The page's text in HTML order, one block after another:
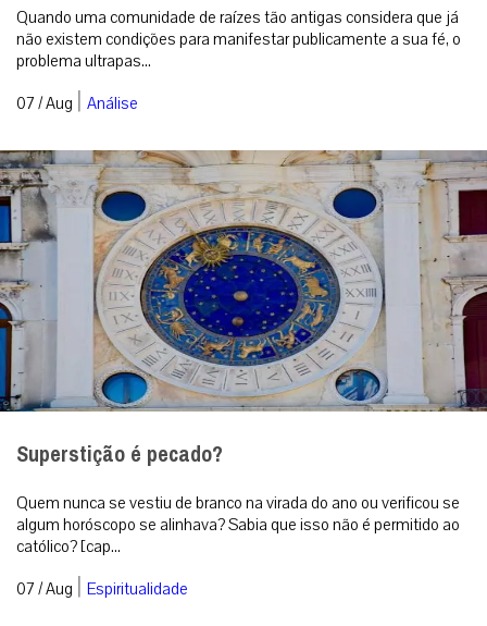
Quando uma comunidade de raízes tão antigas considera que já
não existem condições para manifestar publicamente a sua fé, o
problema ultrapas...
07 / Aug | Análise
Superstição é pecado?
Quem nunca se vestiu de branco na virada do ano ou verificou se
algum horóscopo se alinhava? Sabia que isso não é permitido ao
católico? [cap...
07 / Aug | Espiritualidade